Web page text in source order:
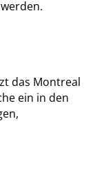
das Montreal
ein in den